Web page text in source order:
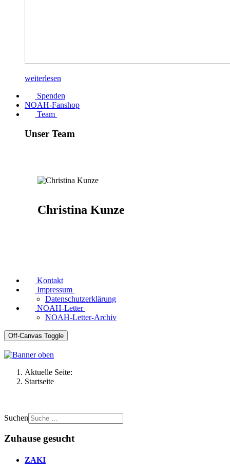
weiterlesen
Spenden
NOAH-Fanshop
Team
Unser Team
Christina Kunze
Kontakt
Impressum
Datenschutzerklärung
NOAH-Letter
NOAH-Letter-Archiv
Off-Canvas Toggle
Aktuelle Seite:
Startseite
Suchen
Zuhause gesucht
ZAKI